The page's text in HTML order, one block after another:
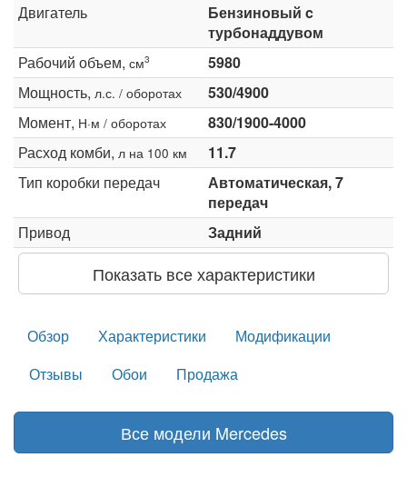
Двигатель
Бензиновый c
турбонаддувом
Рабочий объем, см3
5980
Мощность, л.с. / оборотах
530/4900
Момент, Н·м / оборотах
830/1900-4000
Расход комби, л на 100 км
11.7
Тип коробки передач
Автоматическая, 7
передач
Привод
Задний
Показать все характеристики
Обзор Характеристики
Модификации
Отзывы
Обои Продажа
Все модели Mercedes